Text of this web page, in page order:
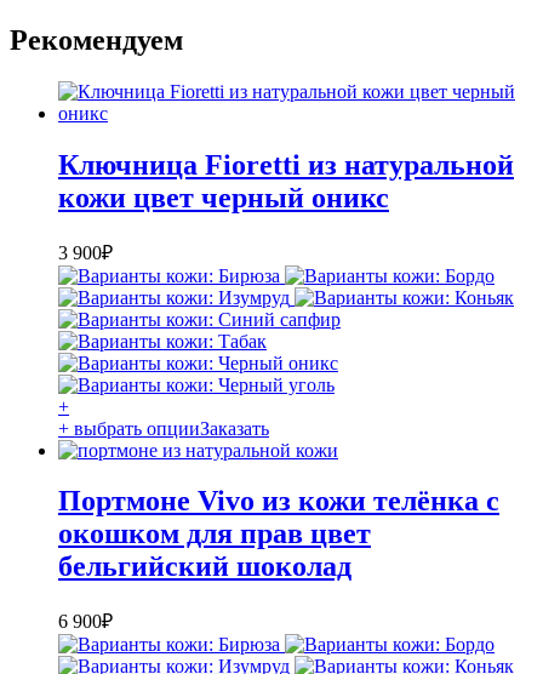
Рекомендуем
Ключница Fioretti из натуральной
кожи цвет черный оникс
3 900₽
+
+ выбрать опцииЗаказать
Портмоне Vivo из кожи телёнка с
окошком для прав цвет
бельгийский шоколад
6 900₽